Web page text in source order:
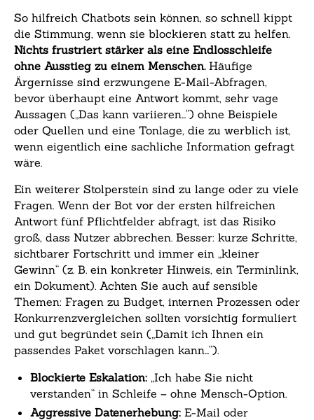
So hilfreich Chatbots sein können, so schnell kippt
die Stimmung, wenn sie blockieren statt zu helfen.
Nichts frustriert stärker als eine Endlosschleife
ohne Ausstieg zu einem Menschen.Häufige
Ärgernisse sind erzwungene E-Mail-Abfragen,
bevor überhaupt eine Antwort kommt, sehr vage
Aussagen („Das kann variieren…“) ohne Beispiele
oder Quellen und eine Tonlage, die zu werblich ist,
wenn eigentlich eine sachliche Information gefragt
wäre.
Ein weiterer Stolperstein sind zu lange oder zu viele
Fragen. Wenn der Bot vor der ersten hilfreichen
Antwort fünf Pflichtfelder abfragt, ist das Risiko
groß, dass Nutzer abbrechen. Besser: kurze Schritte,
sichtbarer Fortschritt und immer ein „kleiner
Gewinn“ (z. B. ein konkreter Hinweis, ein Terminlink,
ein Dokument). Achten Sie auch auf sensible
Themen: Fragen zu Budget, internen Prozessen oder
Konkurrenzvergleichen sollten vorsichtig formuliert
und gut begründet sein („Damit ich Ihnen ein
passendes Paket vorschlagen kann…“).
Blockierte Eskalation: „Ich habe Sie nicht
verstanden“ in Schleife – ohne Mensch-Option.
Aggressive Datenerhebung: E-Mail oder